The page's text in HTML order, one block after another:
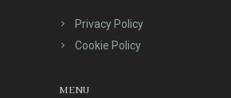
Privacy Policy
Cookie Policy
MENU